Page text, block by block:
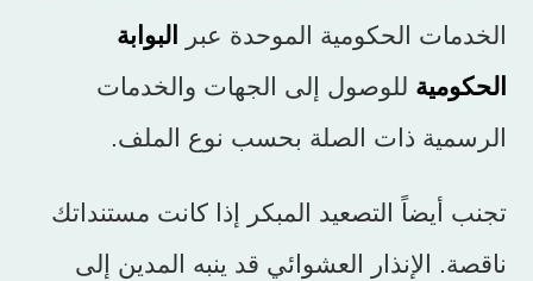
الخدمات الحكومية الموحدة عبر
البوابة
الحكومية للوصول إلى الجهات والخدمات
الرسمية ذات الصلة بحسب نوع الملف.
تجنب أيضاً التصعيد المبكر إذا كانت مستنداتك
ناقصة. الإنذار العشوائي قد ينبه المدين إلى